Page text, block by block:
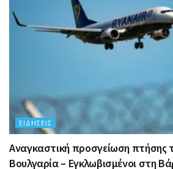
ΕΙΔΉΣΕΙΣ
Αναγκαστική προσγείωση πτήσης
Βουλγαρία – Εγκλωβισμένοι στη